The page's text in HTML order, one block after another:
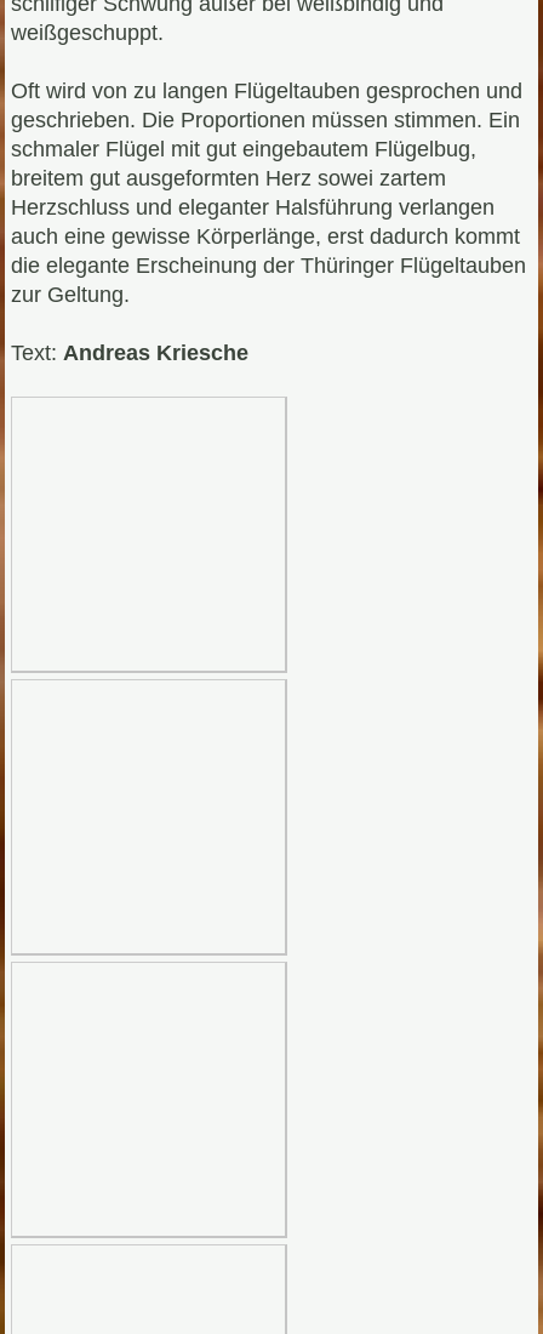
weißgeschuppt.
Oft wird von zu langen Flügeltauben gesprochen und
geschrieben. Die Proportionen müssen stimmen. Ein
schmaler Flügel mit gut eingebautem Flügelbug,
breitem gut ausgeformten Herz sowei zartem
Herzschluss und eleganter Halsführung verlangen
auch eine gewisse Körperlänge, erst dadurch kommt
die elegante Erscheinung der Thüringer Flügeltauben
zur Geltung.
Text: Andreas Kriesche